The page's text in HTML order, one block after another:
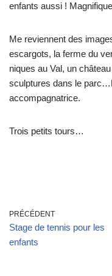
enfants aussi !
Me reviennent des
escargots, la ferme du
niques au Val, un
sculptures dans le
accompagnatrice.
Trois petits tours…
PRÉCÉDENT
Stage de tennis pour les
enfants